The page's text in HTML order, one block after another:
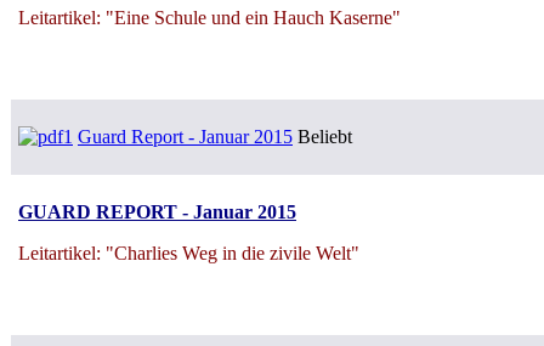
Leitartikel: "Eine Schule und ein Hauch Kaserne"
Guard Report - Januar 2015 Beliebt
GUARD REPORT - Januar 2015
Leitartikel: "Charlies Weg in die zivile Welt"